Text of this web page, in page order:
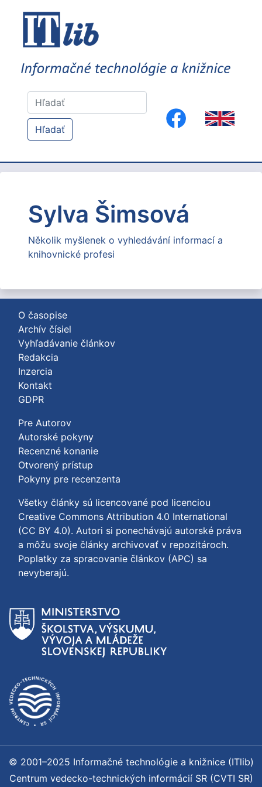
Hľadať
Sylva Šimsová
Několik myšlenek o vyhledávání informací a
knihovnické profesi
O časopise
Archív čísiel
Vyhľadávanie článkov
Redakcia
Inzercia
Kontakt
GDPR
Pre Autorov
Autorské pokyny
Recenzné konanie
Otvorený prístup
Pokyny pre recenzenta
Všetky články sú licencované pod licenciou
Creative Commons Attribution 4.0 International
(CC BY 4.0). Autori si ponechávajú autorské práva
a môžu svoje články archivovať v repozitároch.
Poplatky za spracovanie článkov (APC) sa
nevyberajú.
© 2001–2025 Informačné technológie a knižnice (ITlib)
Centrum vedecko-technických informácií SR (CVTI SR)